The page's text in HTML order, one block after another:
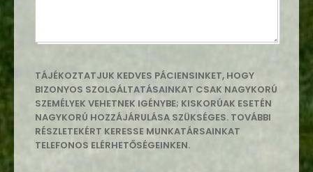
TÁJÉKOZTATJUK KEDVES PÁCIENSINKET, HOGY
BIZONYOS SZOLGÁLTATÁSAINKAT CSAK NAGYKORÚ
SZEMÉLYEK VEHETNEK IGÉNYBE; KISKORÚAK ESETÉN
NAGYKORÚ HOZZÁJÁRULÁSA SZÜKSÉGES. TOVÁBBI
RÉSZLETEKÉRT KERESSE MUNKATÁRSAINKAT
TELEFONOS ELÉRHETŐSÉGEINKEN.